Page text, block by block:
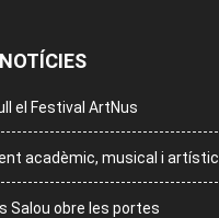
el Festival ArtNus
acadèmic, musical i artístic
Salou obre les portes